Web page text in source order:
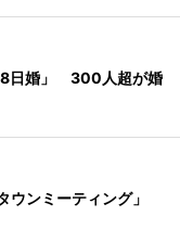
8日婚」 300人超が婚
ウンミーティング」